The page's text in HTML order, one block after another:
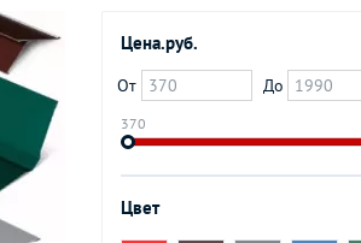
Цена.руб.
От До
370
Цвет